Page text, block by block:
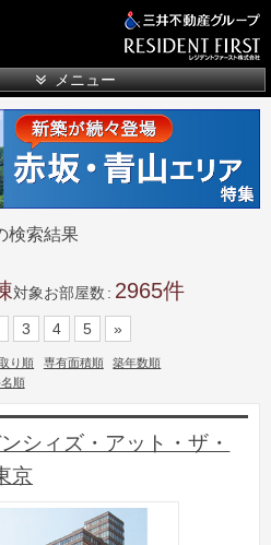
メニュー
検索結果
対象お部屋数 2965
3 4 5 »
り順 専有面積順
築年数順
順
シィズ・アット・ザ・
京